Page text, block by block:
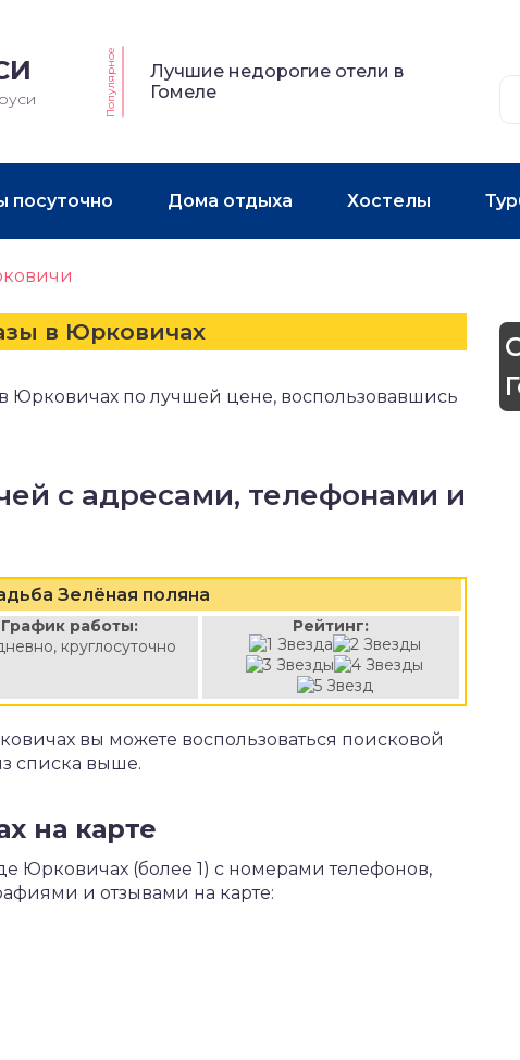
Популярное
Лучшие недорогие отели в
Гомеле
посуточно Дома отдыха Хостелы
в Юрковичах
Юрковичах по лучшей цене, воспользовавшись
с адресами, телефонами и
Зелёная поляна
График работы:
круглосуточно
Рейтинг:
вы можете воспользоваться поисковой
списка выше.
на карте
Юрковичах (более 1) с номерами телефонов,
и отзывами на карте: